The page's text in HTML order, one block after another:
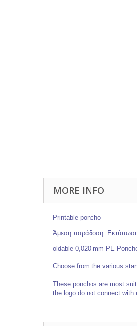
MORE INFO
Printable poncho
Άμεση παράδοση.
oldable 0,020 mm PE
Choose from the various
These ponchos are most
the logo do not connect with